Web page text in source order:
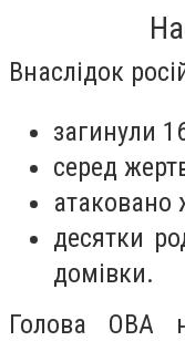
Внаслідок
загинули
серед
атаковано
десятки
домівки.
Голова ОВА